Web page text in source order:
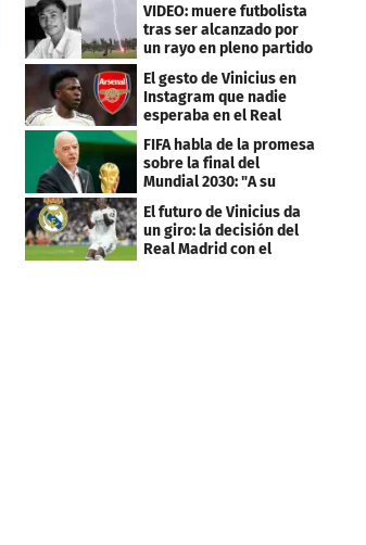
VIDEO: muere futbolista
tras ser alcanzado por
un rayo en pleno partido
El gesto de Vinicius en
Instagram que nadie
esperaba en el Real
Madrid
FIFA habla de la promesa
sobre la final del
Mundial 2030: "A su
debido tiempo"
El futuro de Vinicius da
un giro: la decisión del
Real Madrid con el